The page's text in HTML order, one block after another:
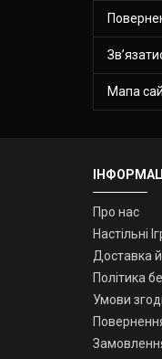
Мапа
Про нас
Настільні
Доставка
Політика
Умови